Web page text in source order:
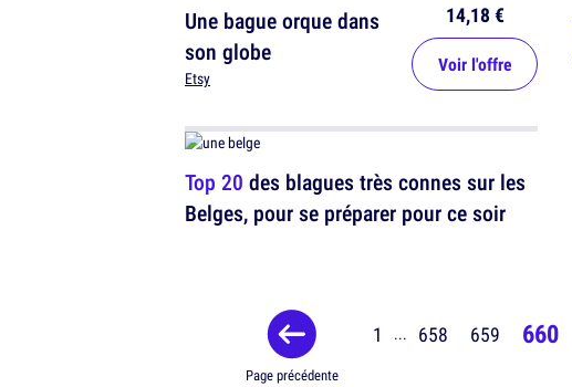
Une bague orque dans
son globe
Etsy
14,18 €
Voir l'offre
Top 20 des blagues très connes sur les
Belges, pour se préparer pour ce soir
Page précédente
1 ... 658 659 660